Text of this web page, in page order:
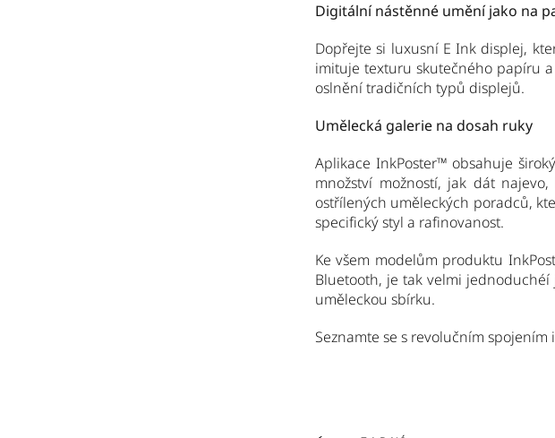
Digitální nástěnné umění jako na
Dopřejte si luxusní E Ink displej,
imituje texturu skutečného papíru
oslnění tradičních typů displejů.
Umělecká galerie na dosah ruky
Aplikace InkPoster™ obsahuje
množství možností, jak dát
ostřílených uměleckých poradců,
specifický styl a rafinovanost.
Ke všem modelům produktu
Bluetooth, je tak velmi
uměleckou sbírku.
Seznamte se s revolučním